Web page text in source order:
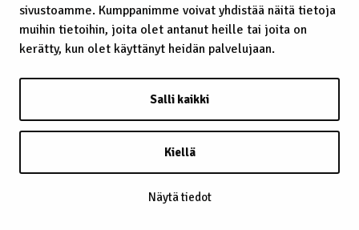
sivustoamme. Kumppanimme voivat yhdistää näitä tietoja
muihin tietoihin, joita olet antanut heille tai joita on
kerätty, kun olet käyttänyt heidän palvelujaan.
Salli kaikki
Kiellä
Näytä tiedot
Lainatut perinteet
Lainsäädäntö
Lapin kaste
Lappalainen
Lapsiin kohdistunut häirintä